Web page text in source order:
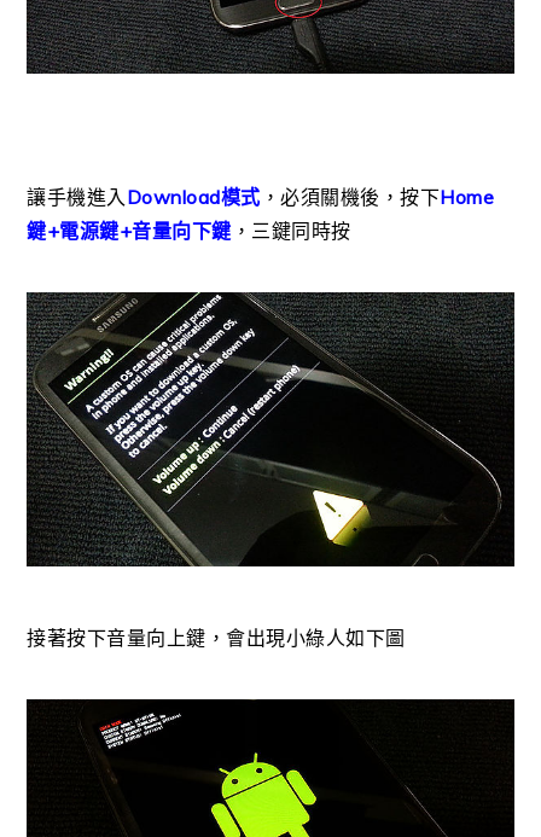
讓手機進入 Download模式 ，必須關機後，按下Home
鍵+電源鍵+音量向下鍵 ，三鍵同時按
接著按下音量向上鍵，會出現小綠人如下圖